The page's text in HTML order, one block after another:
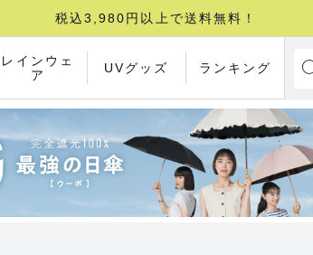
税込3,980円以上で送料無料！
レインウェ
ア
UVグッズ ランキング